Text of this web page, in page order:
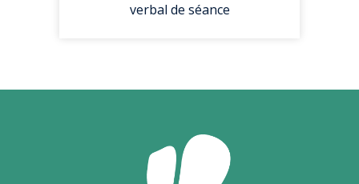
verbal de séance